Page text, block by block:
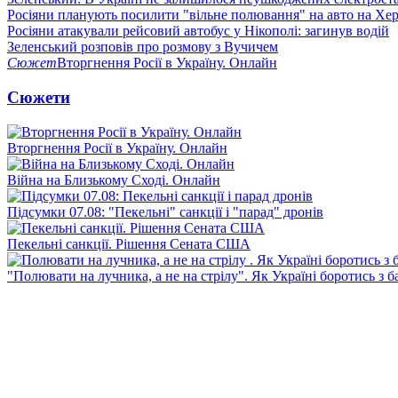
Росіяни планують посилити "вільне полювання" на авто на
Росіяни атакували рейсовий автобус у Нікополі: загинув водій
Зеленський розповів про розмову з Вучичем
СюжетВторгнення Росії в Україну. Онлайн
Сюжети
Вторгнення Росії в Україну. Онлайн
Війна на Близькому Сході. Онлайн
Підсумки 07.08: "Пекельні" санкції і "парад" дронів
Пекельні санкції. Рішення Сената США
"Полювати на лучника, а не на стрілу". Як Україні боротись з